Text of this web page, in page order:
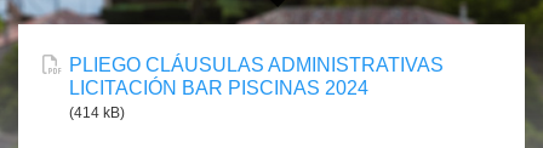
PLIEGO CLÁUSULAS ADMINISTRATIVAS
LICITACIÓN BAR PISCINAS 2024
(414 kB)